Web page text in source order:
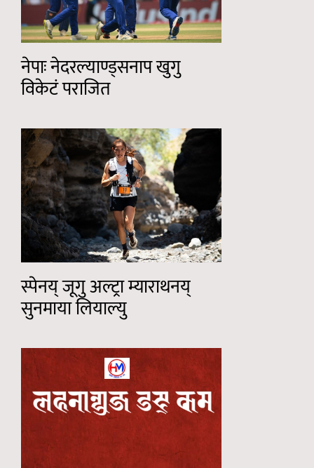
नेपाः नेदरल्याण्ड्सनाप खुगु
विकेटं पराजित
स्पेनय् जूगु अल्ट्रा म्याराथनय्
सुनमाया लियाल्यु